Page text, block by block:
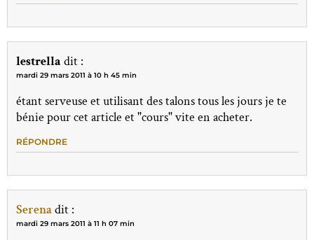
lestrella dit :
mardi 29 mars 2011 à 10 h 45 min
étant serveuse et utilisant des talons tous les jours je te
bénie pour cet article et "cours" vite en acheter.
RÉPONDRE
Serenadit :
mardi 29 mars 2011 à 11 h 07 min